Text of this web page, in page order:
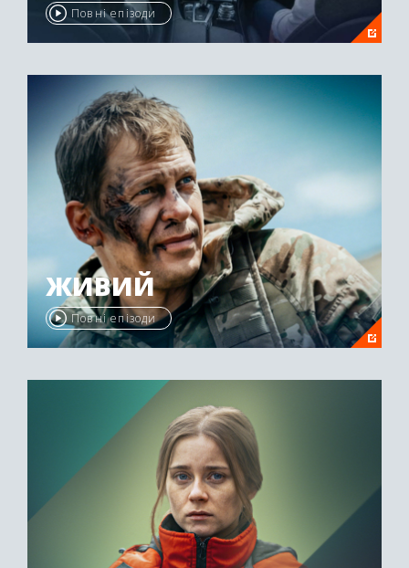
Повні епізоди
ЖИВИЙ
Повні епізоди